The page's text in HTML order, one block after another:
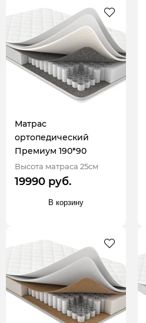
Матрас
ортопедический
Премиум 190*90
Высота матраса 25см
19990 руб.
В корзину